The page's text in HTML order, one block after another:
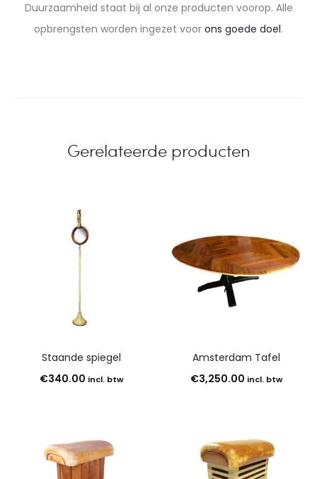
Duurzaamheid staat bij al onze producten voorop. Alle
opbrengsten worden ingezet voor ons goede doel.
Gerelateerde producten
Staande spiegel
€340.00 incl. btw
Amsterdam Tafel
€3,250.00 incl. btw